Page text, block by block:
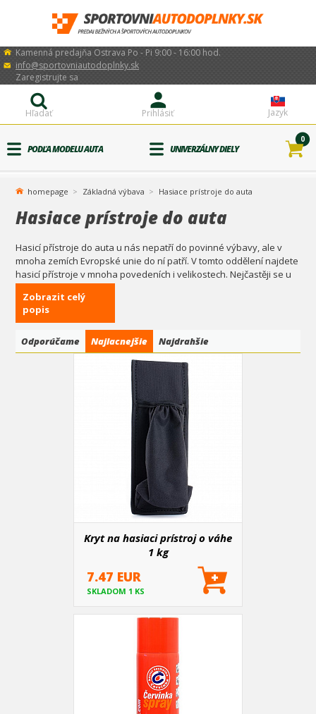
Kamenná predajňa Ostrava Po - Pi 9:00 - 16:00 hod.
info@sportovniautodoplnky.sk
Jazyk
Prihlásiť
Zaregistrujte sa
Hľadať
PODĽA MODELU AUTA UNIVERZÁLNY DIELY
0
homepage Základná výbava Hasiace prístroje do auta
Hasiace prístroje do auta
Hasicí přístroje do auta u nás nepatří do povinné výbavy, ale v
mnoha zemích Evropské unie do ní patří. V tomto oddělení najdete
hasicí přístroje v mnoha povedeních i velikostech. Nejčastěji se u
nás prodává práškový hasicí přístroj, ale existuje také varianta
sněhového a pěnového hasicího přístroje.
Zobrazit celý
popis
Odporúčame Najlacnejšie Najdrahšie
Kryt na hasiaci prístroj o váhe
1 kg
7.47 EUR
SKLADOM 1 KS